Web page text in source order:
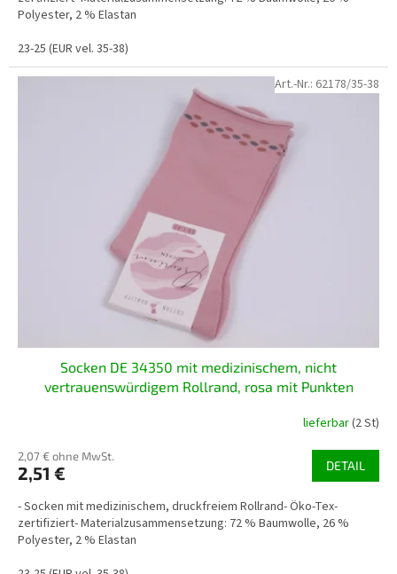
Polyester, 2 % Elastan
23-25 (EUR vel. 35-38)
Socken DE 34350 mit medizinischem, nicht
vertrauenswürdigem Rollrand, rosa mit Punkten
lieferbar(2 St)
2,07 € ohne MwSt.
2,51 € DETAIL
- Socken mit medizinischem, druckfreiem Rollrand- Öko-Tex-
zertifiziert- Materialzusammensetzung: 72 % Baumwolle, 26 %
Polyester, 2 % Elastan
Art.-Nr.: 62178/35-38